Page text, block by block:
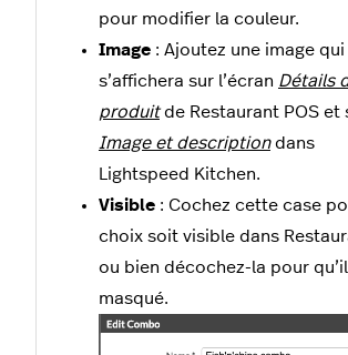
pour modifier la couleur.
Image : Ajoutez une image qui
s’affichera sur l’écran Détails
produitde Restaurant POS et
Image et descriptiondans
Lightspeed Kitchen.
Visible : Cochez cette case
choix soit visible dans
ou bien décochez-la pour
masqué.